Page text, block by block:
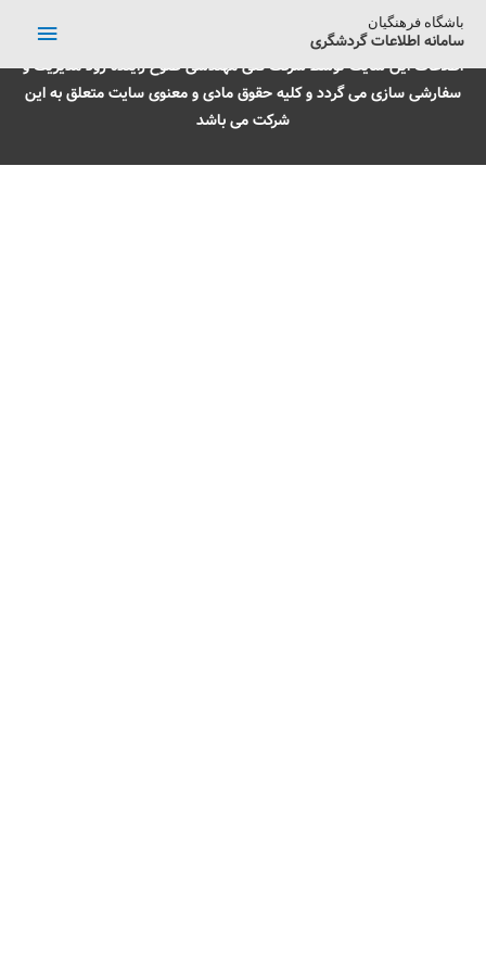
باشگاه فرهنگیان
سامانه اطلاعات گردشگری
اطلاعات این سایت توسط شرکت فنی مهندسی طلوع زاینده رود مدیریت و
سفارشی سازی می گردد و کلیه حقوق مادی و معنوی سایت متعلق به این
شرکت می باشد